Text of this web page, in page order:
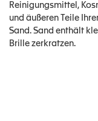
Reinigungsmittel,
und äußeren Teile
Sand. Sand enthält
Brille zerkratzen.